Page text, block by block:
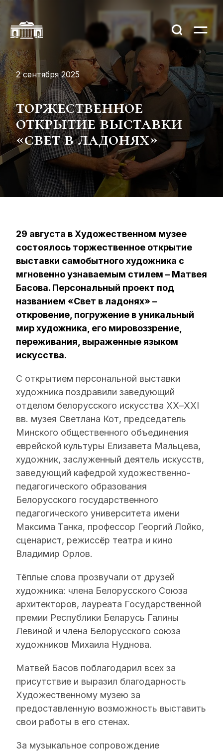
2 сентября 2025
торжественное
открытие выставки
«свет в ладонях»
29 августа в Художественном музее
состоялось торжественное открытие
выставки самобытного художника с
мгновенно узнаваемым стилем – Матвея
Басова. Персональный проект под
названием «Свет в ладонях» –
откровение, погружение в уникальный
мир художника, его мировоззрение,
переживания, выраженные языком
искусства.
С открытием персональной выставки
художника поздравили заведующий
отделом белорусского искусства ХХ–ХХІ
вв. музея Светлана Кот, председатель
Минского общественного объединения
еврейской культуры Елизавета Мальцева,
художник, заслуженный деятель искусств,
заведующий кафедрой художественно-
педагогического образования
Белорусского государственного
педагогического университета имени
Максима Танка, профессор Георгий Лойко,
сценарист, режиссёр театра и кино
Владимир Орлов.
Тёплые слова прозвучали от друзей
художника: члена Белорусского Союза
архитекторов, лауреата Государственной
премии Республики Беларусь Галины
Левиной и члена Белорусского союза
художников Михаила Нуднова.
Матвей Басов поблагодарил всех за
присутствие и выразил благодарность
Художественному музею за
предоставленную возможность выставить
свои работы в его стенах.
За музыкальное сопровождение